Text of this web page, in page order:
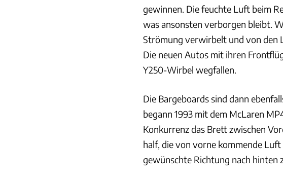
gewinnen. Die feuchte Luft beim
was ansonsten verborgen bleibt.
Strömung verwirbelt und von den
Die neuen Autos mit ihren
Y250-Wirbel wegfallen.
Die Bargeboards sind dann
begann 1993 mit dem McLaren
Konkurrenz das Brett zwischen
half, die von vorne kommende
gewünschte Richtung nach hinten